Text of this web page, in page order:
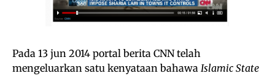
Pada 13 jun 2014 portal berita CNN telah
mengeluarkan satu kenyataan bahawa Islamic State